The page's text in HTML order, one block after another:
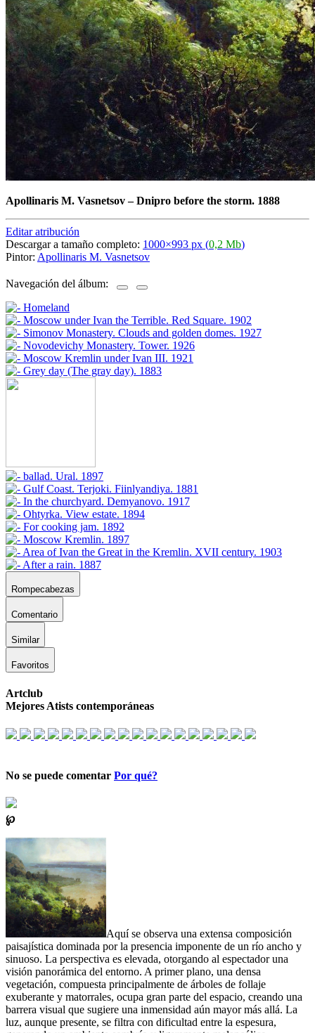
Apollinaris M. Vasnetsov–Dnipro before the storm. 1888
Editar atribución
Descargar a tamaño completo: 1000×993 px (0,2 Mb)
Pintor: Apollinaris M. Vasnetsov
Navegación del álbum:
Rompecabezas
Comentario
Similar
Favoritos
Artclub
Mejores Atists contemporáneas
No se puede comentar Por qué?
℘
Aquí se observa una extensa composición
paisajística dominada por la presencia imponente de un río ancho y
sinuoso. La perspectiva es elevada, otorgando al espectador una
visión panorámica del entorno. A primer plano, una densa
vegetación, compuesta principalmente de árboles de follaje
exuberante y matorrales, ocupa gran parte del espacio, creando una
barrera visual que sugiere una inmensidad aún mayor más allá. La
luz, aunque presente, se filtra con dificultad entre la espesura,